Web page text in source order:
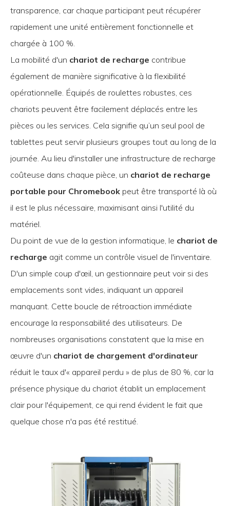
transparence, car chaque participant peut récupérer
rapidement une unité entièrement fonctionnelle et
chargée à 100 %.
La mobilité d'un chariot de recharge contribue
également de manière significative à la flexibilité
opérationnelle. Équipés de roulettes robustes, ces
chariots peuvent être facilement déplacés entre les
pièces ou les services. Cela signifie qu’un seul pool de
tablettes peut servir plusieurs groupes tout au long de la
journée. Au lieu d'installer une infrastructure de recharge
coûteuse dans chaque pièce, un chariot de recharge
portable pour Chromebook peut être transporté là où
il est le plus nécessaire, maximisant ainsi l'utilité du
matériel.
Du point de vue de la gestion informatique, le chariot de
recharge agit comme un contrôle visuel de l'inventaire.
D'un simple coup d'œil, un gestionnaire peut voir si des
emplacements sont vides, indiquant un appareil
manquant. Cette boucle de rétroaction immédiate
encourage la responsabilité des utilisateurs. De
nombreuses organisations constatent que la mise en
œuvre d'un chariot de chargement d'ordinateur
réduit le taux d'« appareil perdu » de plus de 80 %, car la
présence physique du chariot établit un emplacement
clair pour l'équipement, ce qui rend évident le fait que
quelque chose n'a pas été restitué.